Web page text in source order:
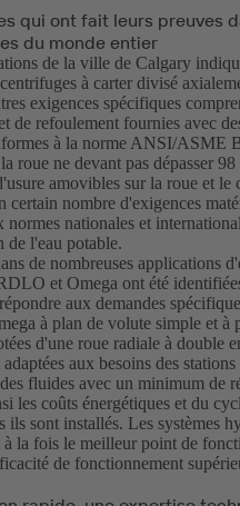
qui ont fait leurs preuves
du monde entier
de la ville de Calgary
à carter divisé
exigences spécifiques
de refoulement fournies avec
à la norme ANSI/ASME
roue ne devant pas dépasser
amovibles sur la roue et le
certain nombre d'exigences
normes nationales et
de l'eau potable.
de nombreuses applications
et Omega ont été
aux demandes
à plan de volute simple et à
d'une roue radiale à double
aux besoins des
fluides avec un minimum de
les coûts énergétiques et du
ils sont installés. Les systèmes
la fois le meilleur point de
de fonctionnement